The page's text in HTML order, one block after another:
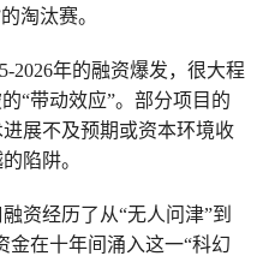
淘汰赛。
2026年的融资爆发，很大程
“带动效应”。部分项目的
展不及预期或资本环境收
陷阱。
资经历了从“无人问津”到
金在十年间涌入这一“科幻